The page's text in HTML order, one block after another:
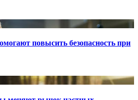
повысить безопасность при